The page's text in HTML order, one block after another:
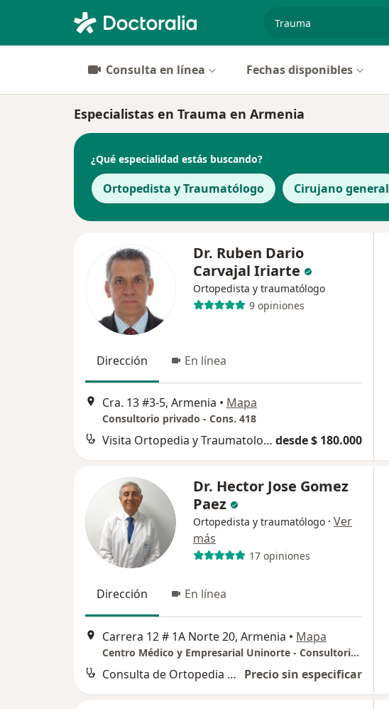
Consulta en línea Fechas disponibles
Especialistas en Trauma en Armenia
¿Qué especialidad estás buscando?
Ortopedista y Traumatólogo Cirujano general
Dr. Ruben Dario
Carvajal Iriarte
Ortopedista y traumatólogo
9 opiniones
Dirección En línea
Cra. 13 #3-5, Armenia • Mapa
Consultorio privado - Cons. 418
Visita Ortopedia y Traumatología desde $ 180.000
Dr. Hector Jose Gomez
Paez
Ortopedista y traumatólogo · Ver
más
17 opiniones
Dirección En línea
Carrera 12 # 1A Norte 20, Armenia • Mapa
Centro Médico y Empresarial Uninorte - Consultorio 205.
Consulta de Ortopedia y Traumatología Precio sin especificar